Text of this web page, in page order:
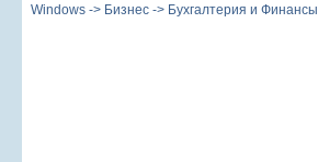
Windows -> Бизнес -> Бухгалтерия и Финансы